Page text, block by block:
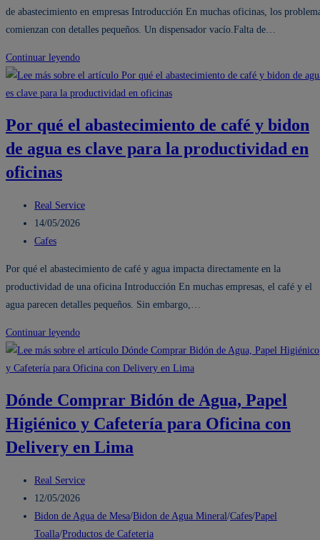
en
Lima
entrada:
de abastecimiento en empresas Introducción En muchas oficinas, los
comienzan con detalles pequeños. Un dispensador vacío.Falta de…
Continuar leyendoDistribuidora
de
bidón
agua
San
de
abastecimiento
en
Por qué el abastecimiento de café y bidon
de agua es clave para la productividad en
oficinas
Autor
de
la
Real Service
Publicación
de
14/05/2026
Categoría
Cafes
Por qué el abastecimiento de café y agua impacta directamente en la
productividad de una oficina Introducción En muchas empresas, el café y el
agua parecen detalles pequeños. Sin embargo,…
Continuar leyendoPor
qué
el
de
café
bidon
clave
Dónde Comprar Bidón de Agua, Papel
Higiénico y Cafetería para Oficina con
Delivery en Lima
Autor
de
la
entrada:
Real Service
Publicación
de
la
12/05/2026
Categoría
de
Bidon de Agua de Mesa/Bidon de Agua Mineral /Cafes/Papel
Toalla/Productos de Cafeteria